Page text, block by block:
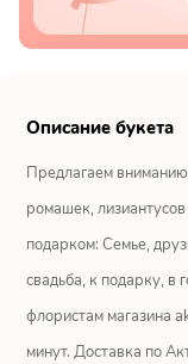
Орхидеи
Ромашки
Альстромерии
Герберы
Описание букета
Предлагаем
ромашек,
подарком: Семье,
свадьба, к подарку, в
флористам магазина
минут. Доставка по